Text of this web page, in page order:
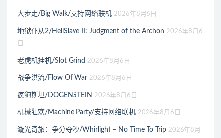
大步走/Big Walk/支持网络联机 2026年8月6日
地狱仆从2/HellSlave II: Judgment of the Archon 2026年8月6
日
老虎机挂机/Slot Grind 2026年8月6日
战争洪流/Flow Of War 2026年8月6日
疯狗斯坦/DOGENSTEIN 2026年8月6日
机械狂欢/Machine Party/支持网络联机 2026年8月6日
漩光奇旅：争分夺秒/Whirlight – No Time To Trip 2026年8月